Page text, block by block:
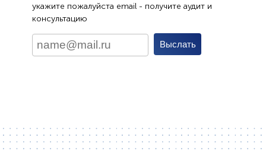
укажите пожалуйста email - получите аудит и
консультацию